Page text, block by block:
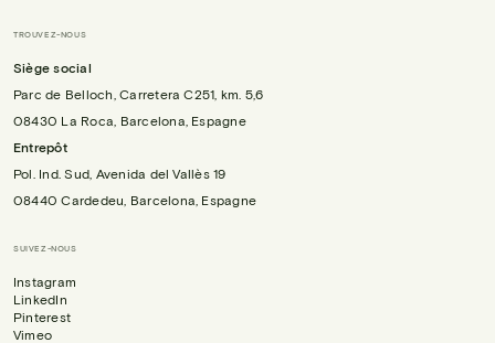
TROUVEZ-NOUS
Siège social
Parc de Belloch, Carretera C251, km. 5,6
08430 La Roca, Barcelona, Espagne
Entrepôt
Pol. Ind. Sud, Avenida del Vallès 19
08440 Cardedeu, Barcelona, Espagne
SUIVEZ-NOUS
Instagram
LinkedIn
Pinterest
Vimeo